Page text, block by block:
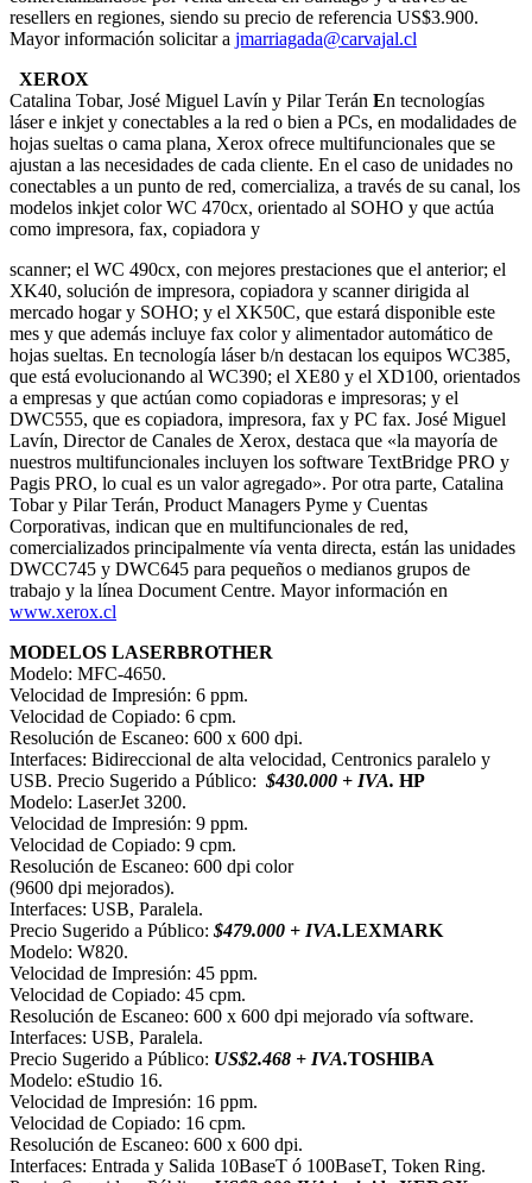
resellers en regiones, siendo su precio de referencia US$3.900.
Mayor información solicitar a jmarriagada@carvajal.cl
XEROX
Catalina Tobar, José Miguel Lavín y Pilar Terán En tecnologías
láser e inkjet y conectables a la red o bien a PCs, en modalidades de
hojas sueltas o cama plana, Xerox ofrece multifuncionales que se
ajustan a las necesidades de cada cliente. En el caso de unidades no
conectables a un punto de red, comercializa, a través de su canal, los
modelos inkjet color WC 470cx, orientado al SOHO y que actúa
como impresora, fax, copiadora y
scanner; el WC 490cx, con mejores prestaciones que el anterior; el
XK40, solución de impresora, copiadora y scanner dirigida al
mercado hogar y SOHO; y el XK50C, que estará disponible este
mes y que además incluye fax color y alimentador automático de
hojas sueltas. En tecnología láser b/n destacan los equipos WC385,
que está evolucionando al WC390; el XE80 y el XD100, orientados
a empresas y que actúan como copiadoras e impresoras; y el
DWC555, que es copiadora, impresora, fax y PC fax. José Miguel
Lavín, Director de Canales de Xerox, destaca que «la mayoría de
nuestros multifuncionales incluyen los software TextBridge PRO y
Pagis PRO, lo cual es un valor agregado». Por otra parte, Catalina
Tobar y Pilar Terán, Product Managers Pyme y Cuentas
Corporativas, indican que en multifuncionales de red,
comercializados principalmente vía venta directa, están las unidades
DWCC745 y DWC645 para pequeños o medianos grupos de
trabajo y la línea Document Centre. Mayor información en
www.xerox.cl
MODELOS LASERBROTHER
Modelo: MFC-4650.
Velocidad de Impresión: 6 ppm.
Velocidad de Copiado: 6 cpm.
Resolución de Escaneo: 600 x 600 dpi.
Interfaces: Bidireccional de alta velocidad, Centronics paralelo y
USB. Precio Sugerido a Público: $430.000 + IVA. HP
Modelo: LaserJet 3200.
Velocidad de Impresión: 9 ppm.
Velocidad de Copiado: 9 cpm.
Resolución de Escaneo: 600 dpi color
(9600 dpi mejorados).
Interfaces: USB, Paralela.
Precio Sugerido a Público: $479.000 + IVA.LEXMARK
Modelo: W820.
Velocidad de Impresión: 45 ppm.
Velocidad de Copiado: 45 cpm.
Resolución de Escaneo: 600 x 600 dpi mejorado vía software.
Interfaces: USB, Paralela.
Precio Sugerido a Público: US$2.468 + IVA.TOSHIBA
Modelo: eStudio 16.
Velocidad de Impresión: 16 ppm.
Velocidad de Copiado: 16 cpm.
Resolución de Escaneo: 600 x 600 dpi.
Interfaces: Entrada y Salida 10BaseT ó 100BaseT, Token Ring.